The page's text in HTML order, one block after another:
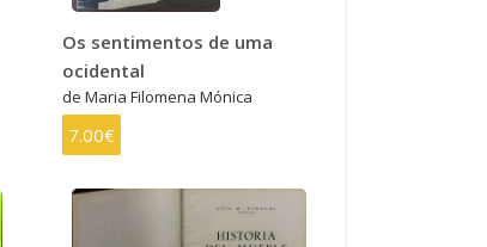
Os sentimentos de uma
ocidental
de Maria Filomena Mónica
7.00€